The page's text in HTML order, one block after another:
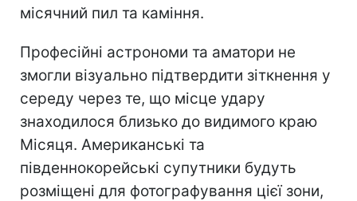
місячний пил та каміння.
Професійні астрономи та аматори не
змогли візуально підтвердити зіткнення у
середу через те, що місце удару
знаходилося близько до видимого краю
Місяця. Американські та
південнокорейські супутники будуть
розміщені для фотографування цієї зони,